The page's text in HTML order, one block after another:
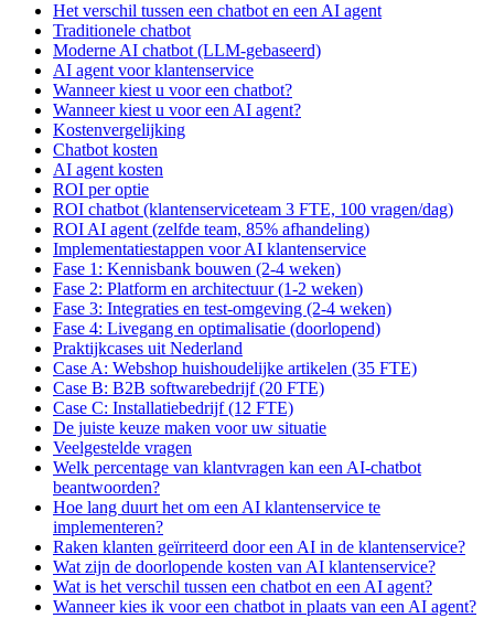
Het verschil tussen een chatbot en een AI agent
Traditionele chatbot
Moderne AI chatbot (LLM-gebaseerd)
AI agent voor klantenservice
Wanneer kiest u voor een chatbot?
Wanneer kiest u voor een AI agent?
Kostenvergelijking
Chatbot kosten
AI agent kosten
ROI per optie
ROI chatbot (klantenserviceteam 3 FTE, 100 vragen/dag)
ROI AI agent (zelfde team, 85% afhandeling)
Implementatiestappen voor AI klantenservice
Fase 1: Kennisbank bouwen (2-4 weken)
Fase 2: Platform en architectuur (1-2 weken)
Fase 3: Integraties en test-omgeving (2-4 weken)
Fase 4: Livegang en optimalisatie (doorlopend)
Praktijkcases uit Nederland
Case A: Webshop huishoudelijke artikelen (35 FTE)
Case B: B2B softwarebedrijf (20 FTE)
Case C: Installatiebedrijf (12 FTE)
De juiste keuze maken voor uw situatie
Veelgestelde vragen
Welk percentage van klantvragen kan een AI-chatbot
beantwoorden?
Hoe lang duurt het om een AI klantenservice te
implementeren?
Raken klanten geïrriteerd door een AI in de klantenservice?
Wat zijn de doorlopende kosten van AI klantenservice?
Wat is het verschil tussen een chatbot en een AI agent?
Wanneer kies ik voor een chatbot in plaats van een AI agent?